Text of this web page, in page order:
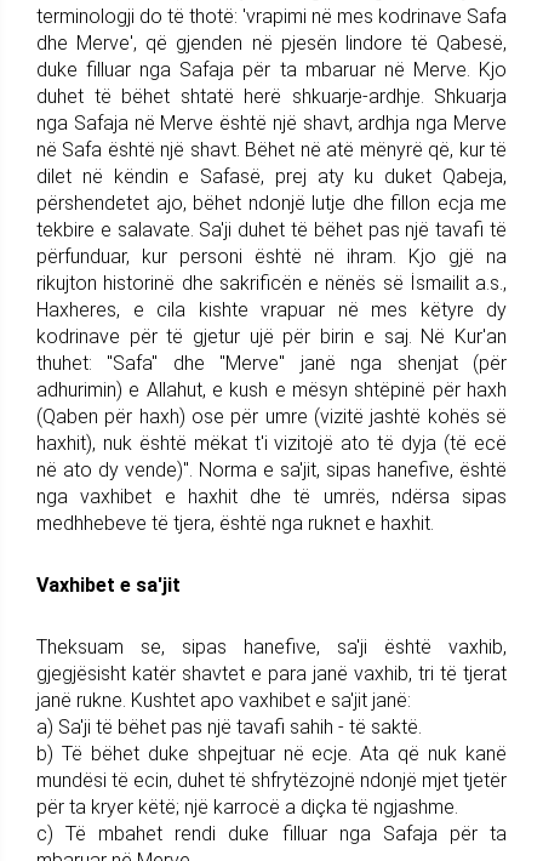
terminologji do të thotë: 'vrapimi në mes kodrinave Safa
dhe Merve', që gjenden në pjesën lindore të Qabesë,
duke filluar nga Safaja për ta mbaruar në Merve. Kjo
duhet të bëhet shtatë herë shkuarje-ardhje. Shkuarja
nga Safaja në Merve është një shavt, ardhja nga Merve
në Safa është një shavt. Bëhet në atë mënyrë që, kur të
dilet në këndin e Safasë, prej aty ku duket Qabeja,
përshendetet ajo, bëhet ndonjë lutje dhe fillon ecja me
tekbire e salavate. Sa'ji duhet të bëhet pas një tavafi të
përfunduar, kur personi është në ihram. Kjo gjë na
rikujton historinë dhe sakrificën e nënës së İsmailit a.s.,
Haxheres, e cila kishte vrapuar në mes këtyre dy
kodrinave për të gjetur ujë për birin e saj. Në Kur'an
thuhet: "Safa" dhe "Merve" janë nga shenjat (për
adhurimin) e Allahut, e kush e mësyn shtëpinë për haxh
(Qaben për haxh) ose për umre (vizitë jashtë kohës së
haxhit), nuk është mëkat t'i vizitojë ato të dyja (të ecë
në ato dy vende)". Norma e sa'jit, sipas hanefive, është
nga vaxhibet e haxhit dhe të umrës, ndërsa sipas
medhhebeve të tjera, është nga ruknet e haxhit.
Vaxhibet e sa'jit
Theksuam se, sipas hanefive, sa'ji është vaxhib,
gjegjësisht katër shavtet e para janë vaxhib, tri të tjerat
janë rukne. Kushtet apo vaxhibet e sa'jit janë:
a) Sa'ji të bëhet pas një tavafi sahih - të saktë.
b) Të bëhet duke shpejtuar në ecje. Ata që nuk kanë
mundësi të ecin, duhet të shfrytëzojnë ndonjë mjet tjetër
për ta kryer këtë; një karrocë a diçka të ngjashme.
c) Të mbahet rendi duke filluar nga Safaja për ta